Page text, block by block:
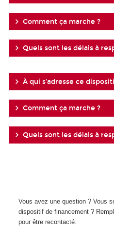
Comment ça marche ?
Quels sont les délais à
À qui s’adresse ce
Comment ça marche ?
Quels sont les délais à
Vous avez une question ? Vous
dispositif de financement ?
pour être recontacté.